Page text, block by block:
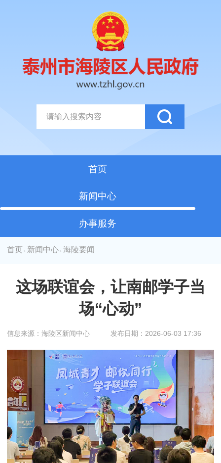
首页
新闻中心
办事服务
首页 > 新闻中心 > 海陵要闻
这场联谊会，让南邮学子当
场“心动”
信息来源：海陵区新闻中心 发布日期：2026-06-03 17:36